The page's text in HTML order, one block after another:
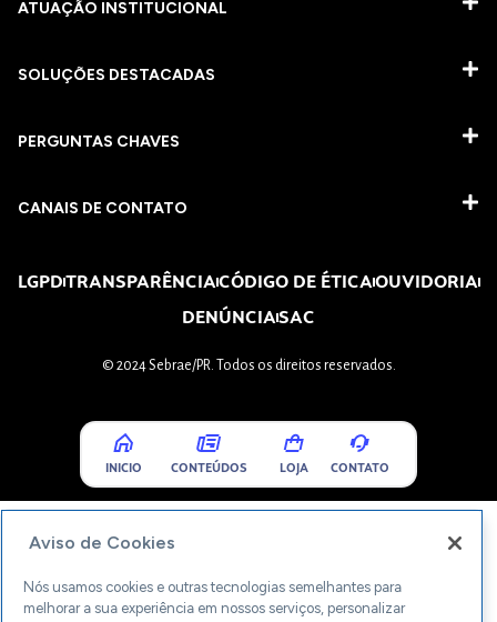
ATUAÇÃO INSTITUCIONAL
SOLUÇÕES DESTACADAS
PERGUNTAS CHAVES​
CANAIS DE CONTATO
LGPDTRANSPARÊNCIACÓDIGO DE ÉTICAOUVIDORIA
DENÚNCIASAC
© 2024 Sebrae/PR. Todos os direitos reservados.
INICIO CONTEÚDOS LOJA CONTATO
Aviso de Cookies
Nós usamos cookies e outras tecnologias semelhantes para
melhorar a sua experiência em nossos serviços, personalizar